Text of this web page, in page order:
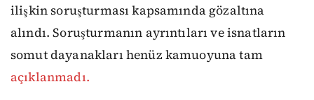
ilişkin soruşturması kapsamında gözaltına
alındı. Soruşturmanın ayrıntıları ve isnatların
somut dayanakları henüz kamuoyuna tam
açıklanmadı.